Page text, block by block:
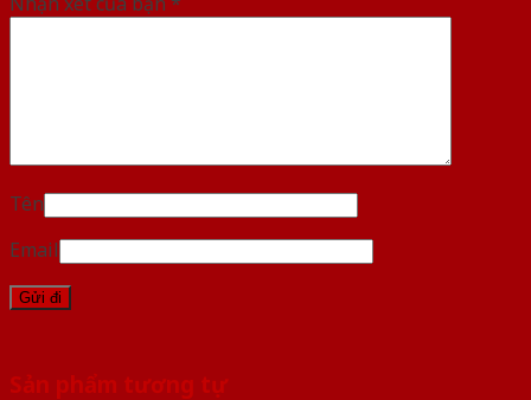
Tên
Email
Sản phẩm tương tự